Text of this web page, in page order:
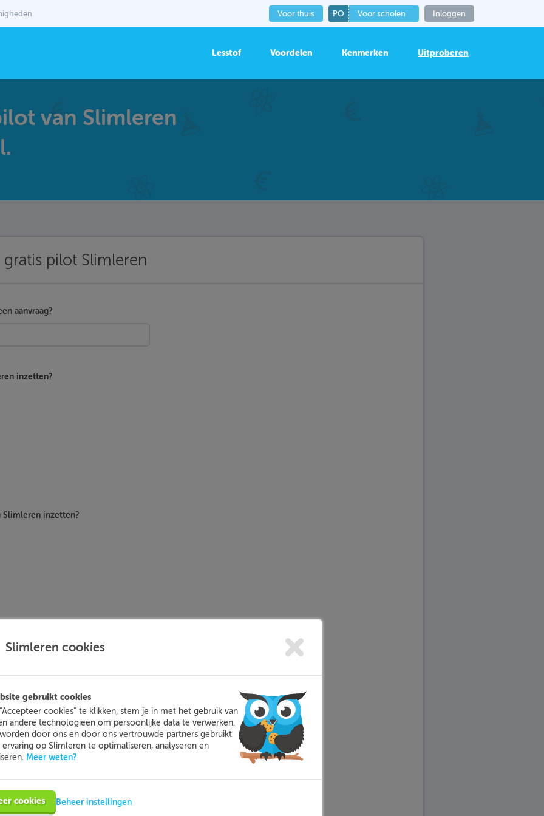
Voor thuis PO Voor scholen Inloggen
Lesstof Voordelen Kenmerken Uitproberen
van Slimleren
pilot Slimleren
aanvraag?
inzetten?
inzetten?
Slimleren cookies
gebruikt cookies
cookies" te klikken, stem je in met het gebruik van
andere technologieën om persoonlijke data te verwerken.
door ons en door ons vertrouwde partners gebruikt
op Slimleren te optimaliseren, analyseren en
Meer weten?
cookies Beheer instellingen